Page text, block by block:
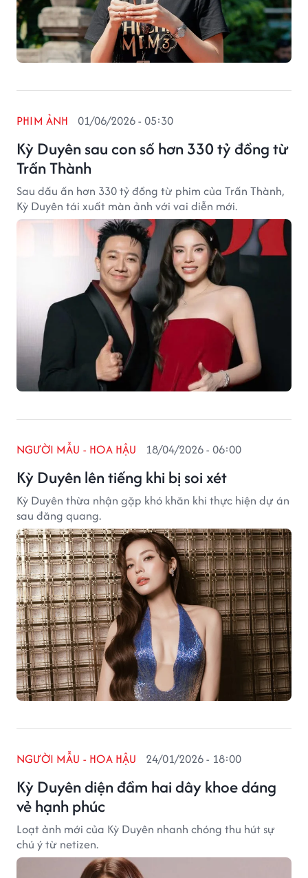
Kỳ Duyên sau con số hơn 330 tỷ đồng từ
Trấn Thành
PHIM ẢNH 01/06/2026 - 05:30
Sau dấu ấn hơn 330 tỷ đồng từ phim của Trấn Thành,
Kỳ Duyên tái xuất màn ảnh với vai diễn mới.
Kỳ Duyên lên tiếng khi bị soi xét
NGƯỜI MẪU - HOA HẬU 18/04/2026 - 06:00
Kỳ Duyên thừa nhận gặp khó khăn khi thực hiện dự án
sau đăng quang.
Kỳ Duyên diện đầm hai dây khoe dáng
vẻ hạnh phúc
NGƯỜI MẪU - HOA HẬU 24/01/2026 - 18:00
Loạt ảnh mới của Kỳ Duyên nhanh chóng thu hút sự
chú ý từ netizen.